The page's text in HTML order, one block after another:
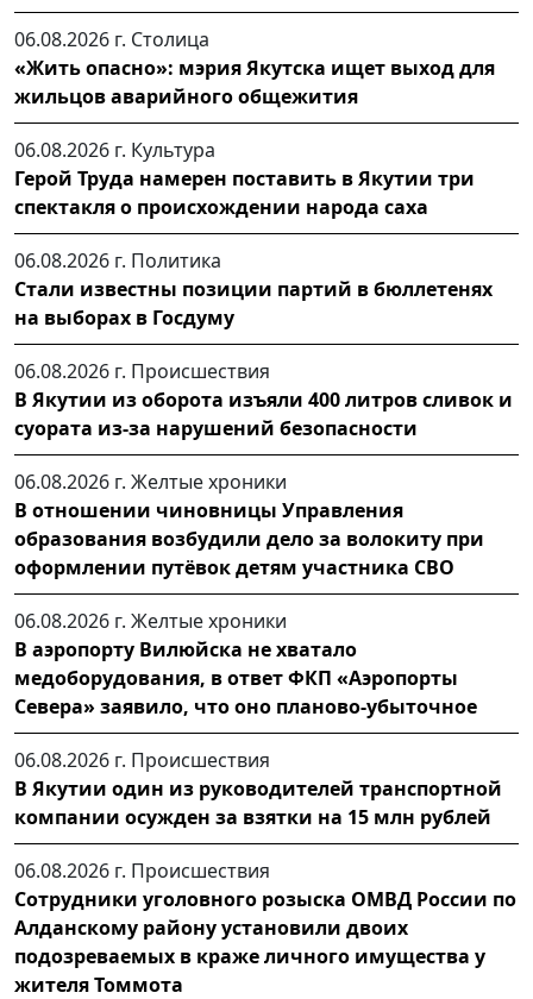
06.08.2026 г. Столица
«Жить опасно»: мэрия Якутска ищет выход для
жильцов аварийного общежития
06.08.2026 г. Культура
Герой Труда намерен поставить в Якутии три
спектакля о происхождении народа саха
06.08.2026 г. Политика
Стали известны позиции партий в бюллетенях
на выборах в Госдуму
06.08.2026 г. Происшествия
В Якутии из оборота изъяли 400 литров сливок и
суората из-за нарушений безопасности
06.08.2026 г. Желтые хроники
В отношении чиновницы Управления
образования возбудили дело за волокиту при
оформлении путёвок детям участника СВО
06.08.2026 г. Желтые хроники
В аэропорту Вилюйска не хватало
медоборудования, в ответ ФКП «Аэропорты
Севера» заявило, что оно планово-убыточное
06.08.2026 г. Происшествия
В Якутии один из руководителей транспортной
компании осужден за взятки на 15 млн рублей
06.08.2026 г. Происшествия
Сотрудники уголовного розыска ОМВД России по
Алданскому району установили двоих
подозреваемых в краже личного имущества у
жителя Томмота